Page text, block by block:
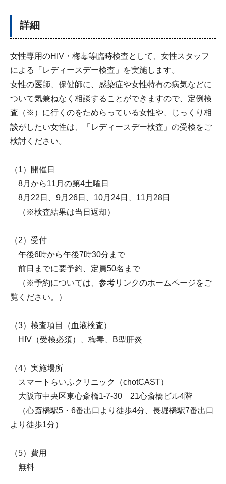
詳細
女性専用のHIV・梅毒等臨時検査として、女性スタッフ
による「レディースデー検査」を実施します。
女性の医師、保健師に、感染症や女性特有の病気などに
ついて気兼ねなく相談することができますので、定例検
査（※）に行くのをためらっている女性や、じっくり相
談がしたい女性は、「レディースデー検査」の受検をご
検討ください。
（1）開催日
8月から11月の第4土曜日
8月22日、9月26日、10月24日、11月28日
（※検査結果は当日返却）
（2）受付
午後6時から午後7時30分まで
前日までに要予約、定員50名まで
（※予約については、参考リンクのホームページをご
覧ください。）
（3）検査項目（血液検査）
HIV（受検必須）、梅毒、B型肝炎
（4）実施場所
スマートらいふクリニック（chotCAST）
大阪市中央区東心斎橋1-7-30 21心斎橋ビル4階
（心斎橋駅5・6番出口より徒歩4分、長堀橋駅7番出口
より徒歩1分）
（5）費用
無料